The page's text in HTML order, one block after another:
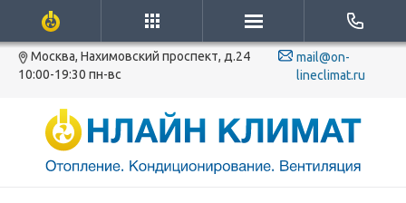
Москва, Нахимовский проспект, д.24
10:00-19:30 пн-вс
mail@on-
lineclimat.ru